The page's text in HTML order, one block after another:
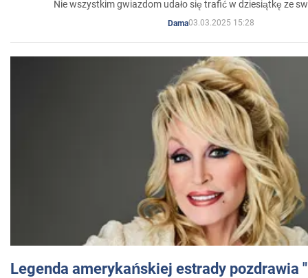
Nie wszystkim gwiazdom udało się trafić w dziesiątkę ze
Dama03.03.2025 15:28
Legenda amerykańskiej estrady pozdrawia